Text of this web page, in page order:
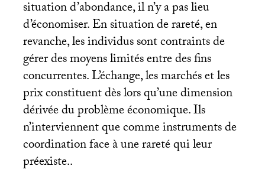
situation d’abondance, il n’y a pas lieu
d’économiser. En situation de rareté, en
revanche, les individus sont contraints de
gérer des moyens limités entre des fins
concurrentes. L’échange, les marchés et les
prix constituent dès lors qu’une dimension
dérivée du problème économique. Ils
n’interviennent que comme instruments de
coordination face à une rareté qui leur
préexiste..